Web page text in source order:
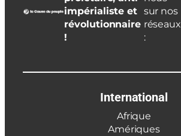
impérialiste et
révolutionnaire
!
sur nos
réseaux
:
International
Afrique
Amériques